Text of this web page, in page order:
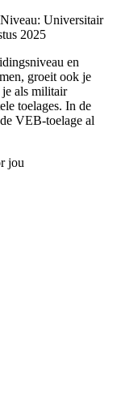
Universitair
2025
en
groeit ook je
je als militair
toelages. In de
VEB-toelage al
jou